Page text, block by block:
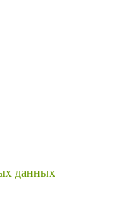
данных